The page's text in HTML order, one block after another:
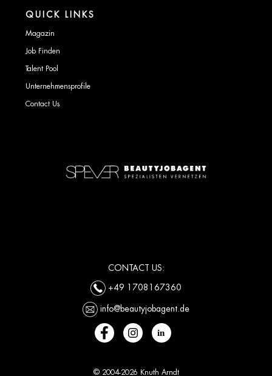
QUICK LINKS
Magazin
Job Finden
Talent Pool
Unternehmensprofile
Contact Us
CONTACT US:
+49 1708167360
info@beautyjobagent.de
© 2004-2026 Knuth Arndt